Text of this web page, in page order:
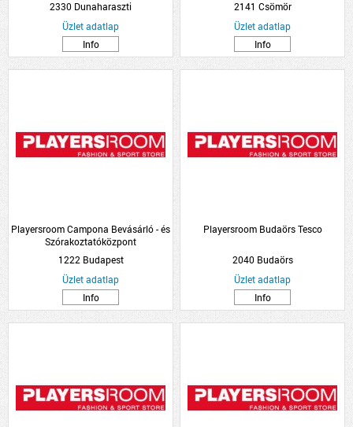
2330 Dunaharaszti
Üzlet adatlap
Info
2141 Csömör
Üzlet adatlap
Info
Playersroom Campona Bevásárló - és
Szórakoztatóközpont
1222 Budapest
Üzlet adatlap
Info
Playersroom Budaörs Tesco
2040 Budaörs
Üzlet adatlap
Info